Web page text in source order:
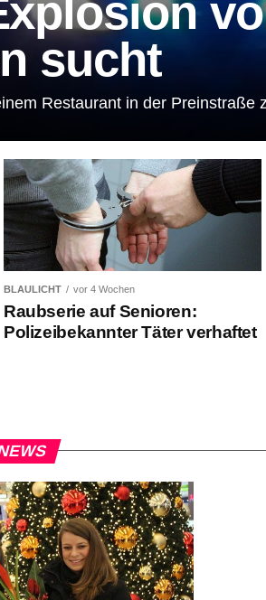
sucht
Restaurant in der Preinstraße
BLAULICHT vor 4 Wochen
Raubserie auf Senioren:
Polizeibekannter Täter verhaftet